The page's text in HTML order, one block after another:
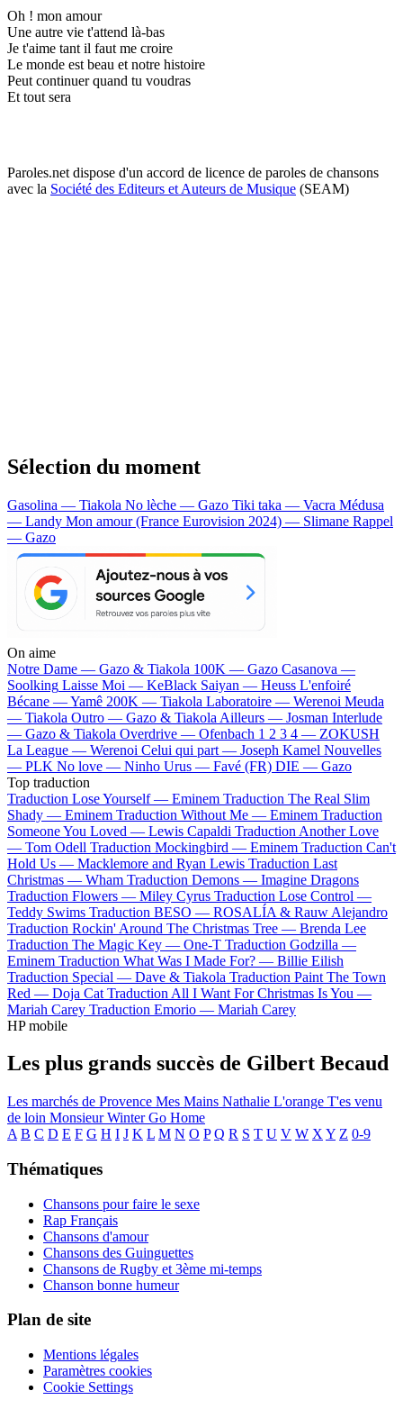
Oh ! mon amour
Une autre vie t'attend là-bas
Je t'aime tant il faut me croire
Le monde est beau et notre histoire
Peut continuer quand tu voudras
Et tout sera
Paroles.net dispose d'un accord de licence de paroles de chansons
avec la Société des Editeurs et Auteurs de Musique (SEAM)
Sélection du moment
Gasolina — Tiakola No lèche — Gazo Tiki taka — Vacra Médusa
— Landy Mon amour (France Eurovision 2024) — Slimane Rappel
— Gazo
On aime
Notre Dame — Gazo & Tiakola 100K — Gazo Casanova —
Soolking Laisse Moi — KeBlack Saiyan — Heuss L'enfoiré
Bécane —Yamê 200K — Tiakola Laboratoire — Werenoi Meuda
— Tiakola Outro — Gazo & Tiakola Ailleurs — Josman Interlude
— Gazo & Tiakola Overdrive — Ofenbach 1 2 3 4 — ZOKUSH
La League — Werenoi Celui qui part — Joseph Kamel Nouvelles
— PLK No love — Ninho Urus — Favé (FR) DIE — Gazo
Top traduction
Traduction Lose Yourself — Eminem Traduction The Real Slim
Shady — Eminem Traduction Without Me — Eminem Traduction
Someone You Loved — Lewis Capaldi Traduction Another Love
— Tom Odell Traduction Mockingbird — Eminem Traduction Can't
Hold Us — Macklemore and Ryan Lewis Traduction Last
Christmas — Wham Traduction Demons — Imagine Dragons
Traduction Flowers — Miley Cyrus Traduction Lose Control —
Teddy Swims Traduction BESO — ROSALÍA & Rauw Alejandro
Traduction Rockin' Around The Christmas Tree — Brenda Lee
Traduction The Magic Key — One-T Traduction Godzilla —
Eminem Traduction What Was I Made For? — Billie Eilish
Traduction Special — Dave & Tiakola Traduction Paint The Town
Red — Doja Cat Traduction All I Want For Christmas Is You —
Mariah Carey Traduction Emorio — Mariah Carey
HP mobile
Les plus grands succès de Gilbert Becaud
Les marchés de Provence Mes Mains Nathalie L'orange T'es venu
de loin Monsieur Winter Go Home
A B C D E F G H I J K L M N O P Q R S T U V W X Y Z 0-9
Thématiques
Chansons pour faire le sexe
Rap Français
Chansons d'amour
Chansons des Guinguettes
Chansons de Rugby et 3ème mi-temps
Chanson bonne humeur
Plan de site
Mentions légales
Paramètres cookies
Cookie Settings